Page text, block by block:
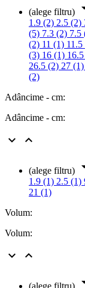
(alege filtru)
1.9 (2) 2.5 (2)
(5) 7.3 (2) 7.5
(2) 11 (1)
(3) 16 (1)
26.5 (2) 27 (1)
(2)
Adâncime - cm:
Adâncime - cm:
 
(alege filtru)
1.9 (1) 2.5 (1)
21 (1)
Volum:
Volum:
 
(alege filtru)